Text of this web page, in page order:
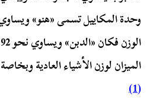
الميزان لوزن الأشياء العادية
(1)